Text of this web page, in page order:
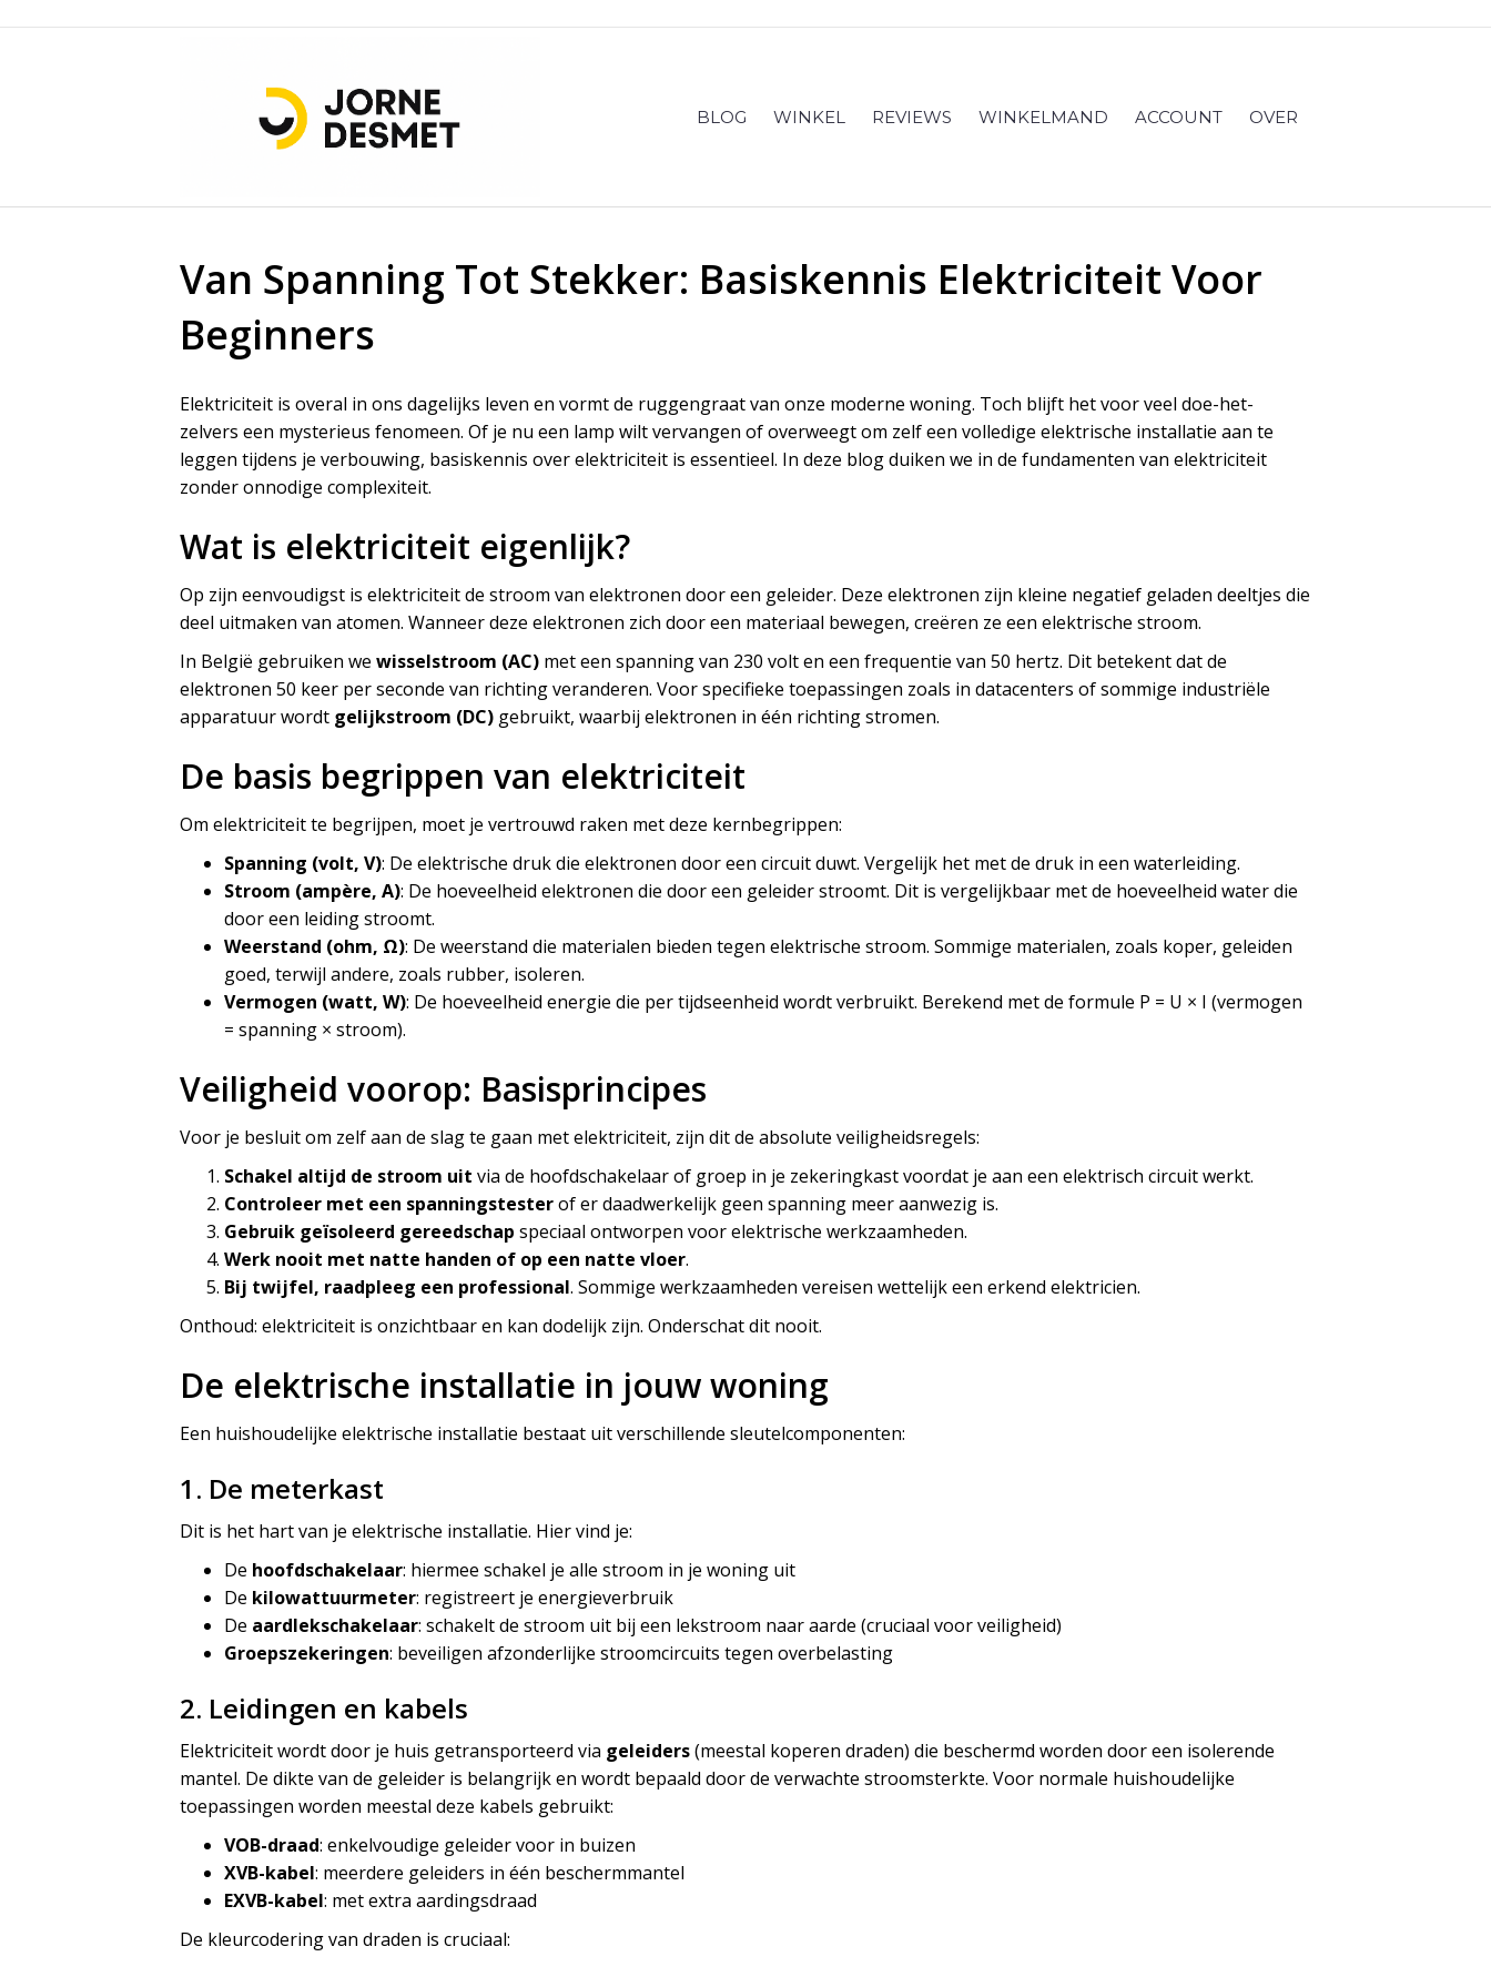
BLOG WINKEL REVIEWS WINKELMAND ACCOUNT OVER
Van Spanning Tot Stekker: Basiskennis Elektriciteit Voor
Beginners
Elektriciteit is overal in ons dagelijks leven en vormt de ruggengraat van onze moderne woning. Toch blijft het voor veel doe-het-
zelvers een mysterieus fenomeen. Of je nu een lamp wilt vervangen of overweegt om zelf een volledige elektrische installatie aan te
leggen tijdens je verbouwing, basiskennis over elektriciteit is essentieel. In deze blog duiken we in de fundamenten van elektriciteit
zonder onnodige complexiteit.
Wat is elektriciteit eigenlijk?
Op zijn eenvoudigst is elektriciteit de stroom van elektronen door een geleider. Deze elektronen zijn kleine negatief geladen deeltjes die
deel uitmaken van atomen. Wanneer deze elektronen zich door een materiaal bewegen, creëren ze een elektrische stroom.
In België gebruiken we wisselstroom (AC) met een spanning van 230 volt en een frequentie van 50 hertz. Dit betekent dat de
elektronen 50 keer per seconde van richting veranderen. Voor specifieke toepassingen zoals in datacenters of sommige industriële
apparatuur wordt gelijkstroom (DC) gebruikt, waarbij elektronen in één richting stromen.
De basis begrippen van elektriciteit
Om elektriciteit te begrijpen, moet je vertrouwd raken met deze kernbegrippen:
Spanning (volt, V): De elektrische druk die elektronen door een circuit duwt. Vergelijk het met de druk in een waterleiding.
Stroom (ampère, A): De hoeveelheid elektronen die door een geleider stroomt. Dit is vergelijkbaar met de hoeveelheid water die
door een leiding stroomt.
Weerstand (ohm, Ω): De weerstand die materialen bieden tegen elektrische stroom. Sommige materialen, zoals koper, geleiden
goed, terwijl andere, zoals rubber, isoleren.
Vermogen (watt, W): De hoeveelheid energie die per tijdseenheid wordt verbruikt. Berekend met de formule P = U × I (vermogen
= spanning × stroom).
Veiligheid voorop: Basisprincipes
Voor je besluit om zelf aan de slag te gaan met elektriciteit, zijn dit de absolute veiligheidsregels:
Schakel altijd de stroom uit via de hoofdschakelaar of groep in je zekeringkast voordat je aan een elektrisch circuit werkt.
Controleer met een spanningstesterof er daadwerkelijk geen spanning meer aanwezig is.
Gebruik geïsoleerd gereedschap speciaal ontworpen voor elektrische werkzaamheden.
Werk nooit met natte handen of op een natte vloer.
Bij twijfel, raadpleeg een professional. Sommige werkzaamheden vereisen wettelijk een erkend elektricien.
Onthoud: elektriciteit is onzichtbaar en kan dodelijk zijn. Onderschat dit nooit.
De elektrische installatie in jouw woning
Een huishoudelijke elektrische installatie bestaat uit verschillende sleutelcomponenten:
1. De meterkast
Dit is het hart van je elektrische installatie. Hier vind je:
De hoofdschakelaar: hiermee schakel je alle stroom in je woning uit
De kilowattuurmeter: registreert je energieverbruik
De aardlekschakelaar: schakelt de stroom uit bij een lekstroom naar aarde (cruciaal voor veiligheid)
Groepszekeringen: beveiligen afzonderlijke stroomcircuits tegen overbelasting
2. Leidingen en kabels
Elektriciteit wordt door je huis getransporteerd via geleiders(meestal koperen draden) die beschermd worden door een isolerende
mantel. De dikte van de geleider is belangrijk en wordt bepaald door de verwachte stroomsterkte. Voor normale huishoudelijke
toepassingen worden meestal deze kabels gebruikt:
VOB-draad: enkelvoudige geleider voor in buizen
XVB-kabel: meerdere geleiders in één beschermmantel
EXVB-kabel: met extra aardingsdraad
De kleurcodering van draden is cruciaal: